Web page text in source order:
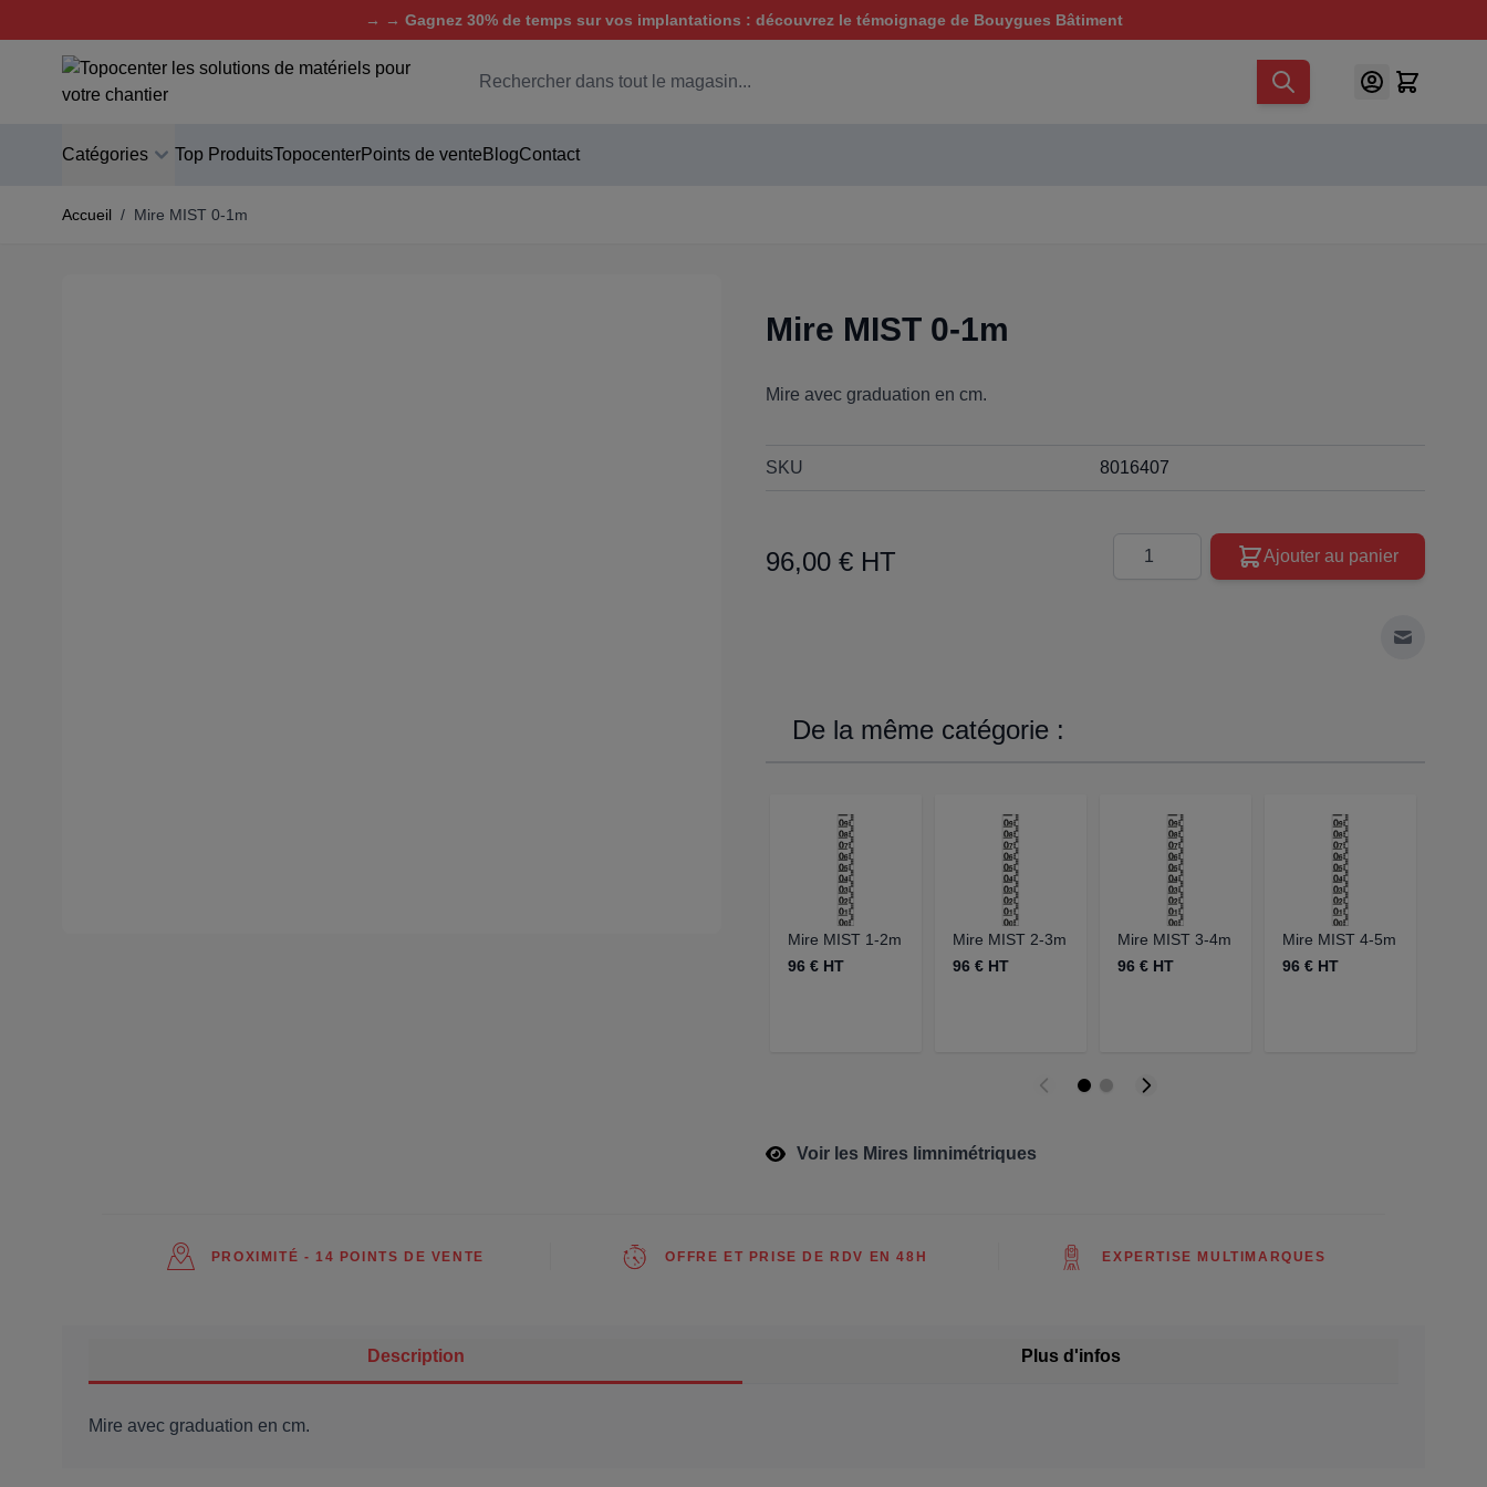
→ → Gagnez 30% de temps sur vos implantations : découvrez le témoignage de Bouygues Bâtiment
Aller au contenu
Chercher
Catégories Top ProduitsTopocenterPoints de vente BlogContact
Accueil / Mire MIST 0-1m
Mire MIST 0-1m
Mire avec graduation en cm.
SKU 8016407
96,00 € HT
Quantité
Ajouter au panier
Envoyer à
De la même catégorie :
Mire MIST 1-2m
96 € HT
Mire MIST 2-3m
96 € HT
Mire MIST 3-4m
96 € HT
Mire MIST 4-5m
96 € HT
Voir les Mires limnimétriques
PROXIMITÉ - 14 POINTS DE VENTE OFFRE ET PRISE DE RDV EN 48H EXPERTISE MULTIMARQUES
Description Plus d'infos
Mire avec graduation en cm.